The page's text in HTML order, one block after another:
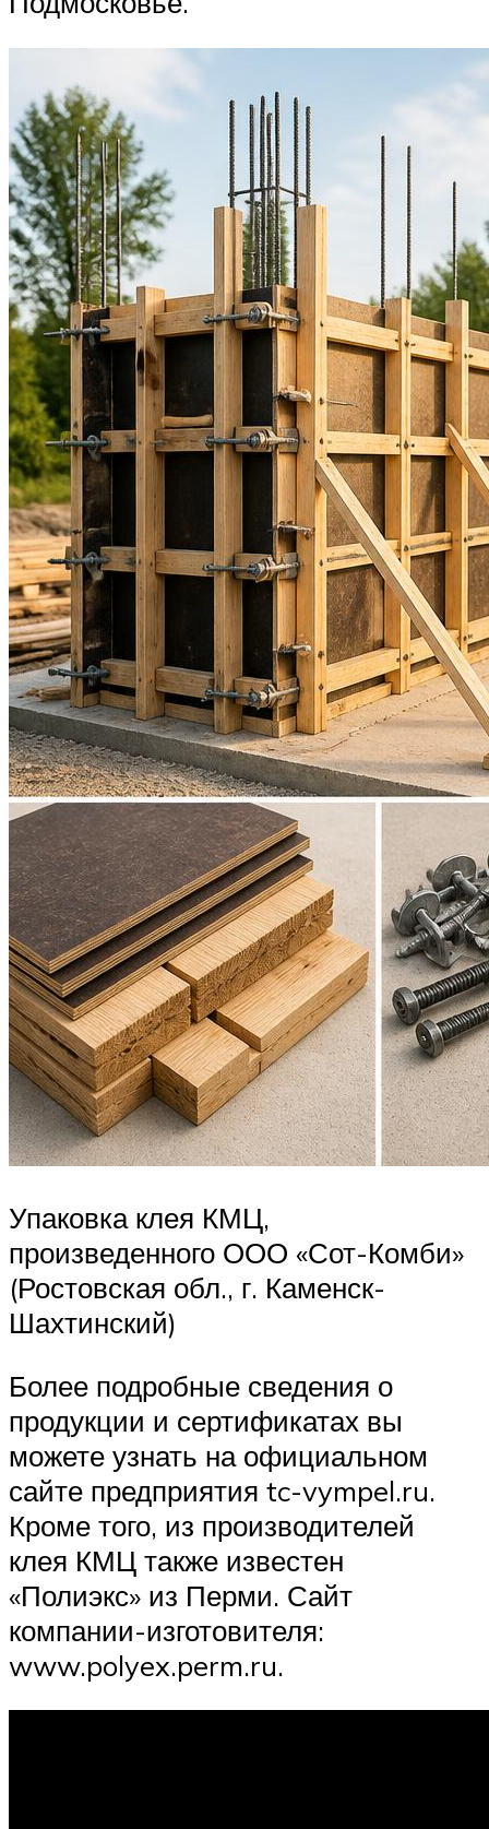
Упаковка клея КМЦ,
произведенного ООО «Сот-Комби»
(Ростовская обл., г. Каменск-
Шахтинский)
Более подробные сведения о
продукции и сертификатах вы
можете узнать на официальном
сайте предприятия tc-vympel.ru.
Кроме того, из производителей
клея КМЦ также известен
«Полиэкс» из Перми. Сайт
компании-изготовителя:
www.polyex.perm.ru.